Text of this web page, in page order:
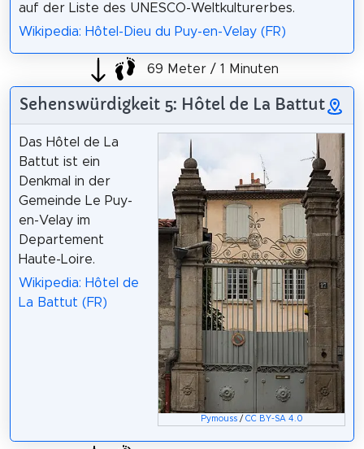
auf der Liste des UNESCO-Weltkulturerbes.
Wikipedia: Hôtel-Dieu du Puy-en-Velay (FR)
69 Meter / 1 Minuten
Sehenswürdigkeit 5: Hôtel de La Battut
Pymouss/ CC BY-SA 4.0
Das Hôtel de La
Battut ist ein
Denkmal in der
Gemeinde Le Puy-
en-Velay im
Departement
Haute-Loire.
Wikipedia: Hôtel de
La Battut (FR)